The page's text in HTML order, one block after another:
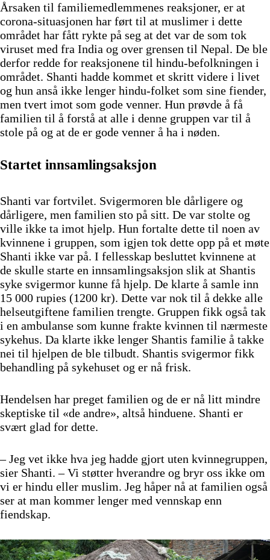
Årsaken til familiemedlemmenes reaksjoner, er at
corona-situasjonen har ført til at muslimer i dette
området har fått rykte på seg at det var de som tok
viruset med fra India og over grensen til Nepal. De ble
derfor redde for reaksjonene til hindu-befolkningen i
området. Shanti hadde kommet et skritt videre i livet
og hun anså ikke lenger hindu-folket som sine fiender,
men tvert imot som gode venner. Hun prøvde å få
familien til å forstå at alle i denne gruppen var til å
stole på og at de er gode venner å ha i nøden.
Startet innsamlingsaksjon
Shanti var fortvilet. Svigermoren ble dårligere og
dårligere, men familien sto på sitt. De var stolte og
ville ikke ta imot hjelp. Hun fortalte dette til noen av
kvinnene i gruppen, som igjen tok dette opp på et møte
Shanti ikke var på. I fellesskap besluttet kvinnene at
de skulle starte en innsamlingsaksjon slik at Shantis
syke svigermor kunne få hjelp. De klarte å samle inn
15 000 rupies (1200 kr). Dette var nok til å dekke alle
helseutgiftene familien trengte. Gruppen fikk også tak
i en ambulanse som kunne frakte kvinnen til nærmeste
sykehus. Da klarte ikke lenger Shantis familie å takke
nei til hjelpen de ble tilbudt. Shantis svigermor fikk
behandling på sykehuset og er nå frisk.
Hendelsen har preget familien og de er nå litt mindre
skeptiske til «de andre», altså hinduene. Shanti er
svært glad for dette.
– Jeg vet ikke hva jeg hadde gjort uten kvinnegruppen,
sier Shanti. – Vi støtter hverandre og bryr oss ikke om
vi er hindu eller muslim. Jeg håper nå at familien også
ser at man kommer lenger med vennskap enn
fiendskap.